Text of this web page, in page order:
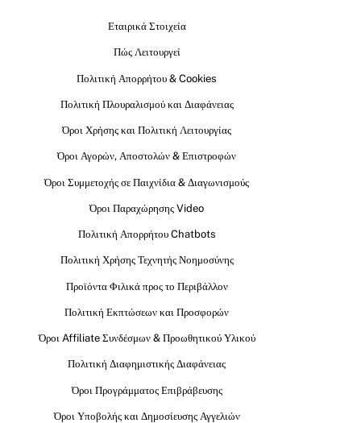
Εταιρικά Στοιχεία
Πώς Λειτουργεί
Πολιτική Απορρήτου & Cookies
Πολιτική Πλουραλισμού και Διαφάνειας
Όροι Χρήσης και Πολιτική Λειτουργίας
Όροι Αγορών, Αποστολών & Επιστροφών
Όροι Συμμετοχής σε Παιχνίδια & Διαγωνισμούς
Όροι Παραχώρησης Video
Πολιτική Απορρήτου Chatbots
Πολιτική Χρήσης Τεχνητής Νοημοσύνης
Προϊόντα Φιλικά προς το Περιβάλλον
Πολιτική Εκπτώσεων και Προσφορών
Όροι Affiliate Συνδέσμων & Προωθητικού Υλικού
Πολιτική Διαφημιστικής Διαφάνειας
Όροι Προγράμματος Επιβράβευσης
Όροι Υποβολής και Δημοσίευσης Αγγελιών